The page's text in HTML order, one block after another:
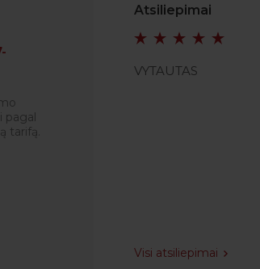
pagal
tarifą.
Atsiliepimai
VYTAUTAS
Visi atsiliepimai